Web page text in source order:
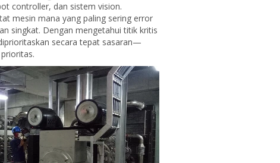
controller, dan sistem vision.
mesin mana yang paling sering error
singkat. Dengan mengetahui titik kritis
secara tepat sasaran—